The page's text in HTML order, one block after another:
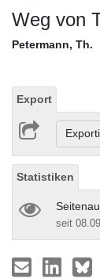
Weg von
Petermann, Th.
Export
Statistiken
seit